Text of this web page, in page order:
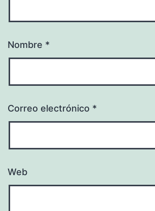
Nombre *
Correo electrónico *
Web